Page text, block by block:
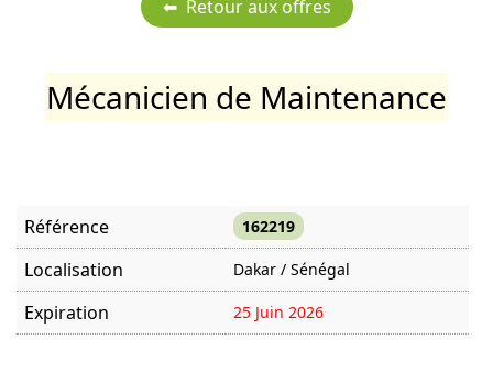
Mécanicien de Maintenance
Référence 162219
Localisation Dakar / Sénégal
Expiration 25 Juin 2026